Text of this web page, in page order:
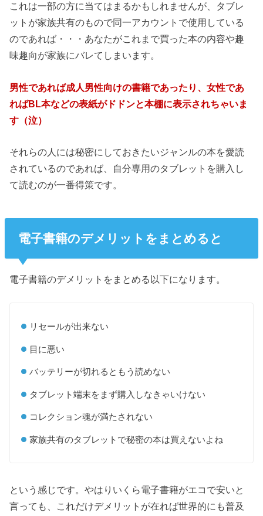
これは一部の方に当てはまるかもしれませんが、タブレ
ットが家族共有のもので同一アカウントで使用している
のであれば・・・あなたがこれまで買った本の内容や趣
味趣向が家族にバレてしまいます。
男性であれば成人男性向けの書籍であったり、女性であ
ればBL本などの表紙がドドンと本棚に表示されちゃいま
す（泣）
それらの人には秘密にしておきたいジャンルの本を愛読
されているのであれば、自分専用のタブレットを購入し
て読むのが一番得策です。
電子書籍のデメリットをまとめると
電子書籍のデメリットをまとめる以下になります。
リセールが出来ない
目に悪い
バッテリーが切れるともう読めない
タブレット端末をまず購入しなきゃいけない
コレクション魂が満たされない
家族共有のタブレットで秘密の本は買えないよね
という感じです。やはりいくら電子書籍がエコで安いと
言っても、これだけデメリットが在れば世界的にも普及